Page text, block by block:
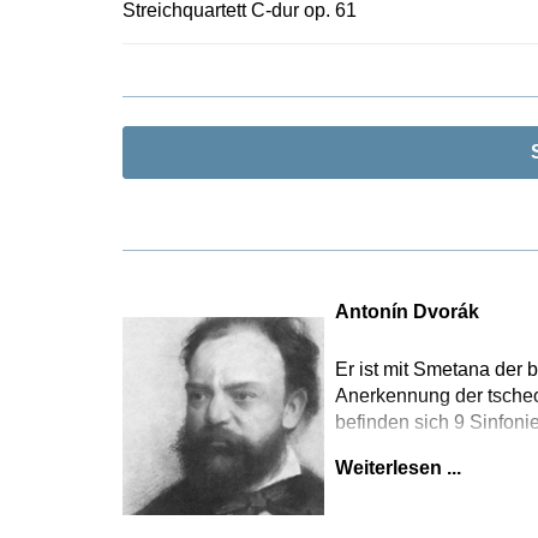
Streichquartett C-dur op. 61
Antonín Dvorák
Er ist mit Smetana der
Anerkennung der
befinden sich 9
Weiterlesen ...